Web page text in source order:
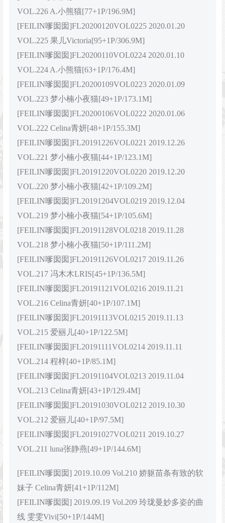
VOL.226 A.小熊猫[77+1P/196.9M]
[FEILIN嗲囡囡]FL20200120VOL0225 2020.01.20
VOL.225 果儿Victoria[95+1P/306.9M]
[FEILIN嗲囡囡]FL20200110VOL0224 2020.01.10
VOL.224 A.小熊猫[63+1P/176.4M]
[FEILIN嗲囡囡]FL20200109VOL0223 2020.01.09
VOL.223 梦小楠小夜猫[49+1P/173.1M]
[FEILIN嗲囡囡]FL20200106VOL0222 2020.01.06
VOL.222 Celina青妍[48+1P/155.3M]
[FEILIN嗲囡囡]FL20191226VOL0221 2019.12.26
VOL.221 梦小楠小夜猫[44+1P/123.1M]
[FEILIN嗲囡囡]FL20191220VOL0220 2019.12.20
VOL.220 梦小楠小夜猫[42+1P/109.2M]
[FEILIN嗲囡囡]FL20191204VOL0219 2019.12.04
VOL.219 梦小楠小夜猫[54+1P/105.6M]
[FEILIN嗲囡囡]FL20191128VOL0218 2019.11.28
VOL.218 梦小楠小夜猫[50+1P/111.2M]
[FEILIN嗲囡囡]FL20191126VOL0217 2019.11.26
VOL.217 冯木木LRIS[45+1P/136.5M]
[FEILIN嗲囡囡]FL20191121VOL0216 2019.11.21
VOL.216 Celina青妍[40+1P/107.1M]
[FEILIN嗲囡囡]FL20191113VOL0215 2019.11.13
VOL.215 爱丽儿[40+1P/122.5M]
[FEILIN嗲囡囡]FL20191111VOL0214 2019.11.11
VOL.214 程梓[40+1P/85.1M]
[FEILIN嗲囡囡]FL20191104VOL0213 2019.11.04
VOL.213 Celina青妍[43+1P/129.4M]
[FEILIN嗲囡囡]FL20191030VOL0212 2019.10.30
VOL.212 爱丽儿[40+1P/97.5M]
[FEILIN嗲囡囡]FL20191027VOL0211 2019.10.27
VOL.211 luna张静燕[49+1P/144.6M]
[FEILIN嗲囡囡] 2019.10.09 Vol.210 娇躯苗条有致的软
妹子 Celina青妍[41+1P/112M]
[FEILIN嗲囡囡] 2019.09.19 Vol.209 玲珑曼妙多姿的曲
线 雯雯Vivi[50+1P/144M]